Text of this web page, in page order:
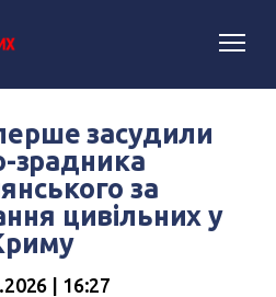
засудили
зрадника
за
цивільних у
| 16:27